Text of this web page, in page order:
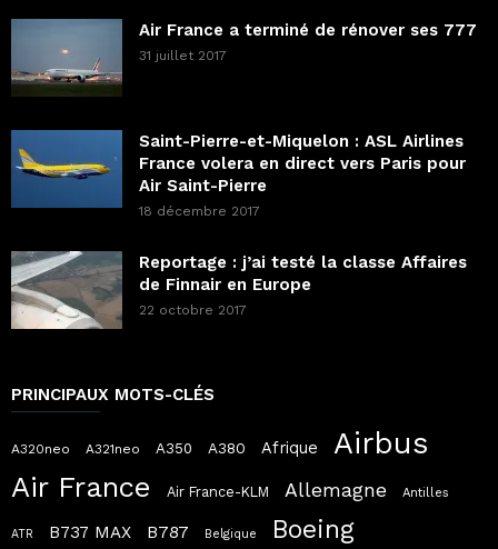
Air France a terminé de rénover ses 777
31 juillet 2017
Saint-Pierre-et-Miquelon : ASL Airlines
France volera en direct vers Paris pour
Air Saint-Pierre
18 décembre 2017
Reportage : j’ai testé la classe Affaires
de Finnair en Europe
22 octobre 2017
PRINCIPAUX MOTS-CLÉS
A320neo A321neo A350 A380 Afrique Airbus
Air France Air France-KLM Allemagne Antilles
ATR B737 MAX B787 Belgique Boeing